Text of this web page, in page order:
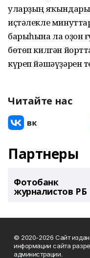
уларҙың
иҫтәлекле
барыһына ла оҙон
бөтөп килгән
күреп йәшәүҙәрен
Читайте нас
Партнеры
Фотобанк
журналистов РБ
© 2020-2026 Сайт
информации сайта
администрации.